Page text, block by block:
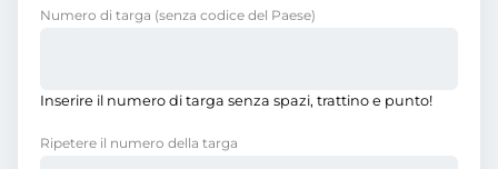
Numero di targa (senza codice del Paese)
Inserire il numero di targa senza spazi, trattino e punto!
Ripetere il numero della targa